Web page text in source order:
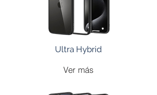
Ultra Hybrid
Ver más